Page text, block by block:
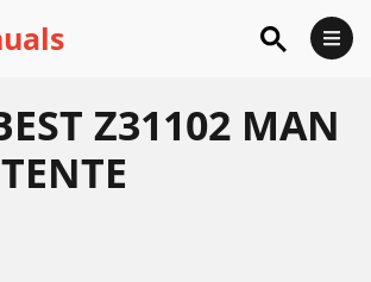
Z31102 MAN